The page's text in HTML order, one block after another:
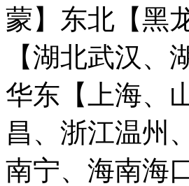
蒙】 东北【黑
【湖北武汉、
华东【上海、
昌、浙江温州
南宁、海南海